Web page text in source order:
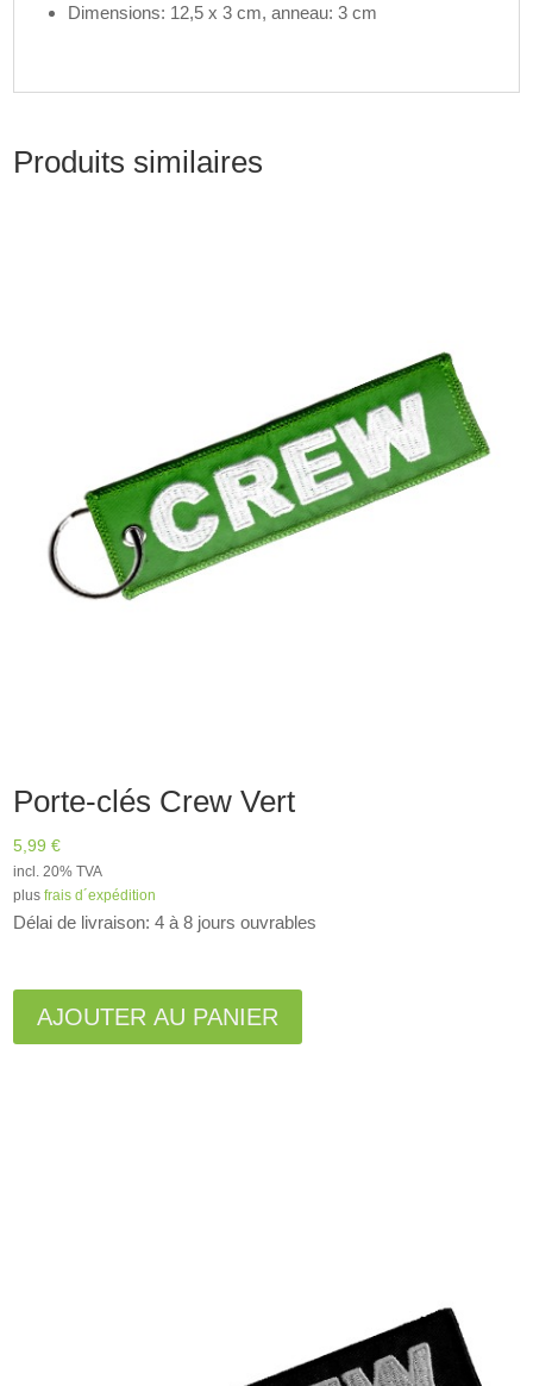
Dimensions: 12,5 x 3 cm, anneau: 3 cm
Produits similaires
Porte-clés Crew Vert
5,99€
incl. 20% TVA
plusfrais d´expédition
Délai de livraison: 4 à 8 jours ouvrables
AJOUTER AU PANIER